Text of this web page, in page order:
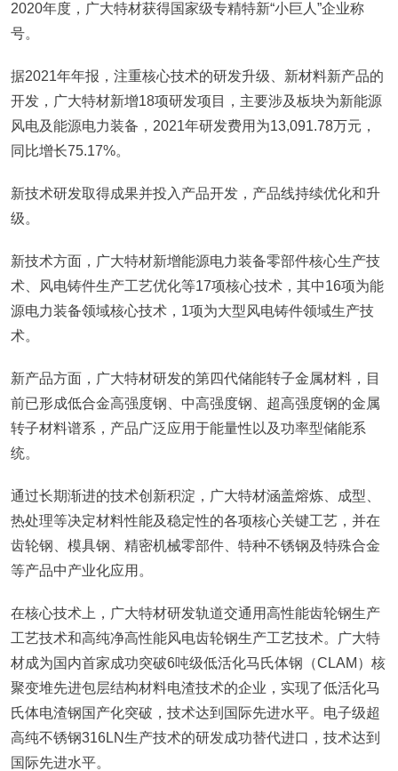
2020年度，广大特材获得国家级专精特新“小巨人”企业称
号。
据2021年年报，注重核心技术的研发升级、新材料新产品的
开发，广大特材新增18项研发项目，主要涉及板块为新能源
风电及能源电力装备，2021年研发费用为13,091.78万元，
同比增长75.17%。
新技术研发取得成果并投入产品开发，产品线持续优化和升
级。
新技术方面，广大特材新增能源电力装备零部件核心生产技
术、风电铸件生产工艺优化等17项核心技术，其中16项为能
源电力装备领域核心技术，1项为大型风电铸件领域生产技
术。
新产品方面，广大特材研发的第四代储能转子金属材料，目
前已形成低合金高强度钢、中高强度钢、超高强度钢的金属
转子材料谱系，产品广泛应用于能量性以及功率型储能系
统。
通过长期渐进的技术创新积淀，广大特材涵盖熔炼、成型、
热处理等决定材料性能及稳定性的各项核心关键工艺，并在
齿轮钢、模具钢、精密机械零部件、特种不锈钢及特殊合金
等产品中产业化应用。
在核心技术上，广大特材研发轨道交通用高性能齿轮钢生产
工艺技术和高纯净高性能风电齿轮钢生产工艺技术。广大特
材成为国内首家成功突破6吨级低活化马氏体钢（CLAM）核
聚变堆先进包层结构材料电渣技术的企业，实现了低活化马
氏体电渣钢国产化突破，技术达到国际先进水平。电子级超
高纯不锈钢316LN生产技术的研发成功替代进口，技术达到
国际先进水平。